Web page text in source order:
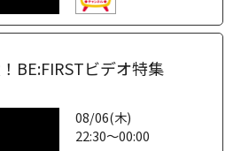
BE:FIRSTビデオ特集
08/06(木)
22:30～00:00